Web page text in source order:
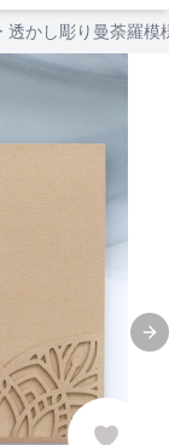
透かし彫り曼荼羅模